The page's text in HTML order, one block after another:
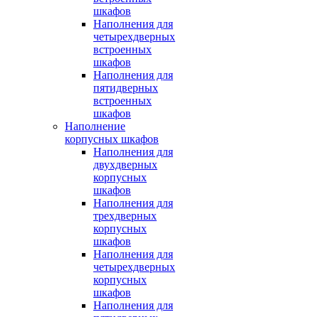
шкафов
Наполнения для
четырехдверных
встроенных
шкафов
Наполнения для
пятидверных
встроенных
шкафов
Наполнение
корпусных шкафов
Наполнения для
двухдверных
корпусных
шкафов
Наполнения для
трехдверных
корпусных
шкафов
Наполнения для
четырехдверных
корпусных
шкафов
Наполнения для